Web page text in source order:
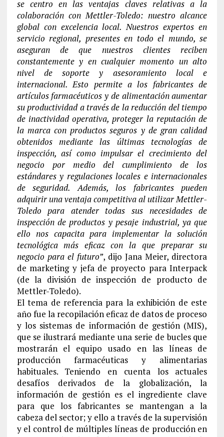
se centro en las ventajas claves relativas a la
colaboración con Mettler-Toledo: nuestro alcance
global con excelencia local. Nuestros expertos en
servicio regional, presentes en todo el mundo, se
aseguran de que nuestros clientes reciben
constantemente y en cualquier momento un alto
nivel de soporte y asesoramiento local e
internacional. Esto permite a los fabricantes de
artículos farmacéuticos y de alimentación aumentar
su productividad a través de la reducción del tiempo
de inactividad operativa, proteger la reputación de
la marca con productos seguros y de gran calidad
obtenidos mediante las últimas tecnologías de
inspección, así como impulsar el crecimiento del
negocio por medio del cumplimiento de los
estándares y regulaciones locales e internacionales
de seguridad. Además, los fabricantes pueden
adquirir una ventaja competitiva al utilizar Mettler-
Toledo para atender todas sus necesidades de
inspección de productos y pesaje industrial, ya que
ello nos capacita para implementar la solución
tecnológica más eficaz con la que preparar su
negocio para el futuro”, dijo Jana Meier, directora
de marketing y jefa de proyecto para Interpack
(de la división de inspección de producto de
Mettler-Toledo).
El tema de referencia para la exhibición de este
año fue la recopilación eficaz de datos de proceso
y los sistemas de información de gestión (MIS),
que se ilustrará mediante una serie de bucles que
mostrarán el equipo usado en las líneas de
producción farmacéuticas y alimentarias
habituales. Teniendo en cuenta los actuales
desafíos derivados de la globalización, la
información de gestión es el ingrediente clave
para que los fabricantes se mantengan a la
cabeza del sector; y ello a través de la supervisión
y el control de múltiples líneas de producción en